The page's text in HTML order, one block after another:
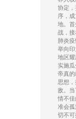
协定
序，
地。
战，
肺炎
举向
地区
实施
帝真
思想
敌。
情不
准会
切不可